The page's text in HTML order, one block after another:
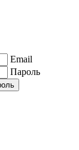
Email
Пароль